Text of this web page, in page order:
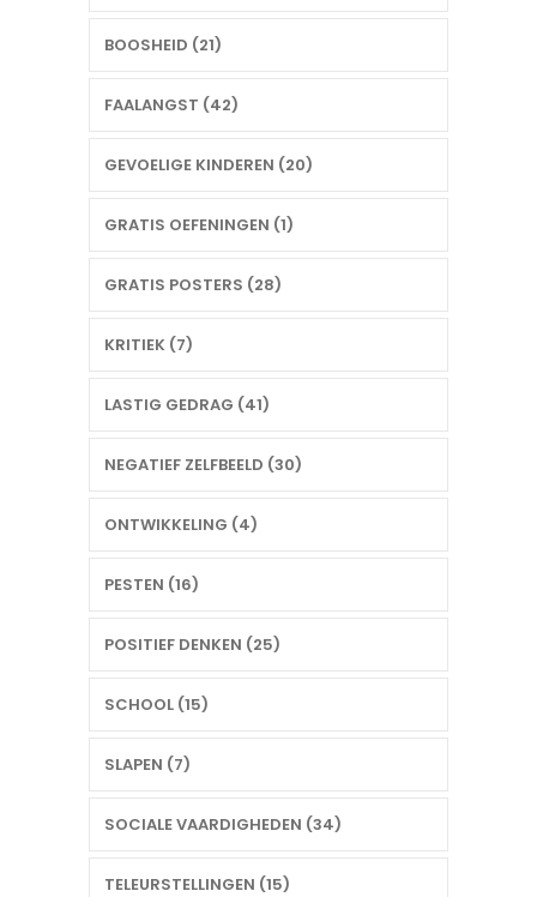
BOOSHEID (21)
FAALANGST (42)
GEVOELIGE KINDEREN (20)
GRATIS OEFENINGEN (1)
GRATIS POSTERS (28)
KRITIEK (7)
LASTIG GEDRAG (41)
NEGATIEF ZELFBEELD (30)
ONTWIKKELING (4)
PESTEN (16)
POSITIEF DENKEN (25)
SCHOOL (15)
SLAPEN (7)
SOCIALE VAARDIGHEDEN (34)
TELEURSTELLINGEN (15)